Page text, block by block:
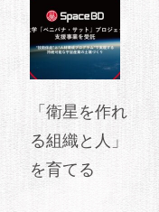
「衛星を作れ
る組織と人」
を育てる